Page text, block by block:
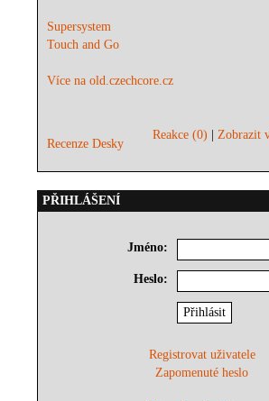
Supersystem
Touch and Go
Více na old.czechcore.cz
Recenze Desky
Reakce (0) |Zobrazit
PŘIHLÁŠENÍ
Jméno:
Heslo:
Registrovat uživatele
Zapomenuté heslo